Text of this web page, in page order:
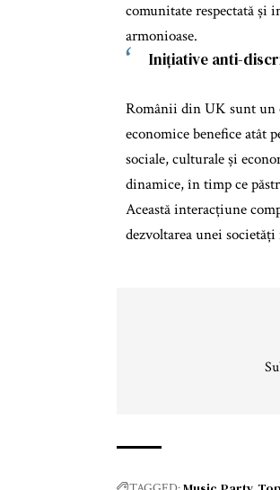
comunitate respectată și
armonioase.
Inițiative anti-
Românii din UK sunt un
economice benefice atât
sociale, culturale și
dinamice, în timp ce
Această interacțiune
dezvoltarea unei societăți